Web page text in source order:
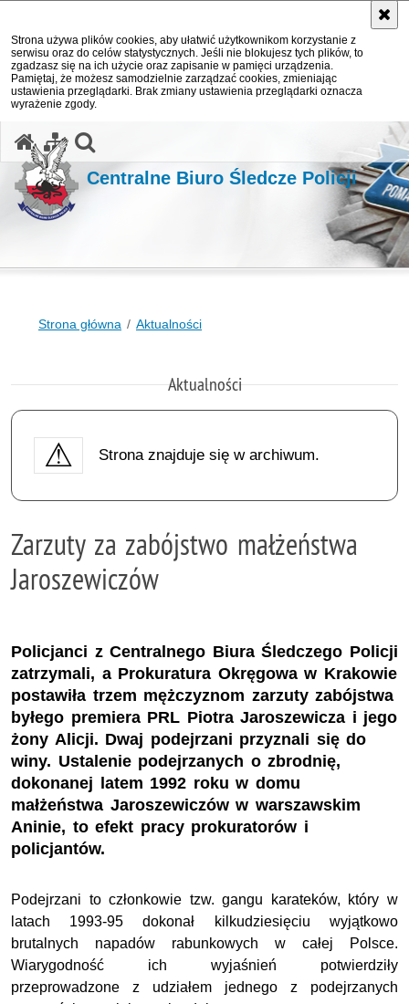
Strona używa plików cookies, aby ułatwić użytkownikom korzystanie z
serwisu oraz do celów statystycznych. Jeśli nie blokujesz tych plików, to
zgadzasz się na ich użycie oraz zapisanie w pamięci urządzenia.
Pamiętaj, że możesz samodzielnie zarządzać cookies, zmieniając
ustawienia przeglądarki. Brak zmiany ustawienia przeglądarki oznacza
wyrażenie zgody.
Centralne Biuro Śledcze Policji
Strona główna Aktualności
Aktualności
Strona znajduje się w archiwum.
Zarzuty za zabójstwo małżeństwa
Jaroszewiczów
Policjanci z Centralnego Biura Śledczego Policji
zatrzymali, a Prokuratura Okręgowa w Krakowie
postawiła trzem mężczyznom zarzuty zabójstwa
byłego premiera PRL Piotra Jaroszewicza i jego
żony Alicji. Dwaj podejrzani przyznali się do
winy. Ustalenie podejrzanych o zbrodnię,
dokonanej latem 1992 roku w domu
małżeństwa Jaroszewiczów w warszawskim
Aninie, to efekt pracy prokuratorów i
policjantów.
Podejrzani to członkowie tzw. gangu karateków, który w
latach 1993-95 dokonał kilkudziesięciu wyjątkowo
brutalnych napadów rabunkowych w całej Polsce.
Wiarygodność ich wyjaśnień potwierdziły
przeprowadzone z udziałem jednego z podejrzanych